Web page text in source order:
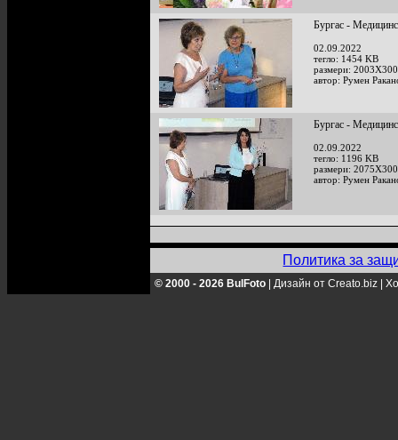
Бургас -
02.09.2022
тегло: 1454 KB
размери:
автор: Румен
Бургас -
02.09.2022
тегло: 1196 KB
размери:
автор: Румен
Политика за
© 2000 - 2026 BulFoto Дизайн от Creato.biz